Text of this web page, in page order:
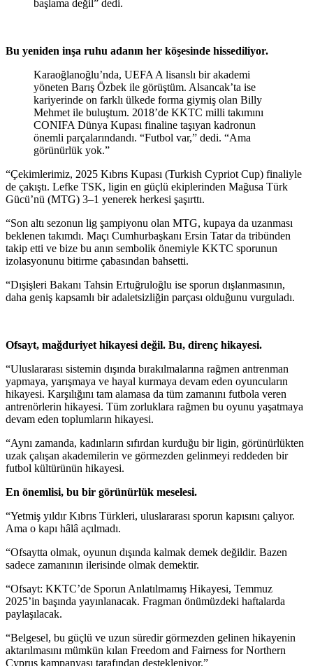
başlama değil” dedi.
Bu yeniden inşa ruhu adanın her köşesinde hissediliyor.
Karaoğlanoğlu’nda, UEFA A lisanslı bir akademi
yöneten Barış Özbek ile görüştüm. Alsancak’ta ise
kariyerinde on farklı ülkede forma giymiş olan Billy
Mehmet ile buluştum. 2018’de KKTC milli takımını
CONIFA Dünya Kupası finaline taşıyan kadronun
önemli parçalarındandı. “Futbol var,” dedi. “Ama
görünürlük yok.”
“Çekimlerimiz, 2025 Kıbrıs Kupası (Turkish Cypriot Cup) finaliyle
de çakıştı. Lefke TSK, ligin en güçlü ekiplerinden Mağusa Türk
Gücü’nü (MTG) 3–1 yenerek herkesi şaşırttı.
“Son altı sezonun lig şampiyonu olan MTG, kupaya da uzanması
beklenen takımdı. Maçı Cumhurbaşkanı Ersin Tatar da tribünden
takip etti ve bize bu anın sembolik önemiyle KKTC sporunun
izolasyonunu bitirme çabasından bahsetti.
“Dışişleri Bakanı Tahsin Ertuğruloğlu ise sporun dışlanmasının,
daha geniş kapsamlı bir adaletsizliğin parçası olduğunu vurguladı.
Ofsayt, mağduriyet hikayesi değil. Bu, direnç hikayesi.
“Uluslararası sistemin dışında bırakılmalarına rağmen antrenman
yapmaya, yarışmaya ve hayal kurmaya devam eden oyuncuların
hikayesi. Karşılığını tam alamasa da tüm zamanını futbola veren
antrenörlerin hikayesi. Tüm zorluklara rağmen bu oyunu yaşatmaya
devam eden toplumların hikayesi.
“Aynı zamanda, kadınların sıfırdan kurduğu bir ligin, görünürlükten
uzak çalışan akademilerin ve görmezden gelinmeyi reddeden bir
futbol kültürünün hikayesi.
En önemlisi, bu bir görünürlük meselesi.
“Yetmiş yıldır Kıbrıs Türkleri, uluslararası sporun kapısını çalıyor.
Ama o kapı hâlâ açılmadı.
“Ofsaytta olmak, oyunun dışında kalmak demek değildir. Bazen
sadece zamanının ilerisinde olmak demektir.
“Ofsayt: KKTC’de Sporun Anlatılmamış Hikayesi, Temmuz
2025’in başında yayınlanacak. Fragman önümüzdeki haftalarda
paylaşılacak.
“Belgesel, bu güçlü ve uzun süredir görmezden gelinen hikayenin
aktarılmasını mümkün kılan Freedom and Fairness for Northern
Cyprus kampanyası tarafından destekleniyor.”